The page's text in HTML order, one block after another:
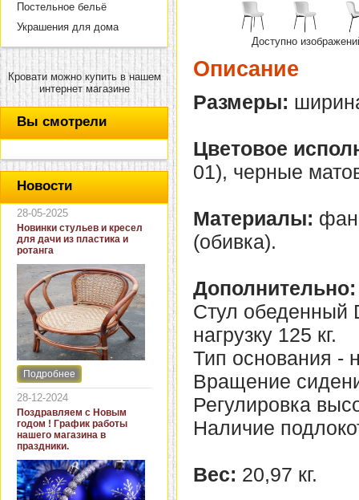
Постельное бельё
Украшения для дома
Кровати можно купить в нашем
интернет магазине
Вы смотрели
Новости
28-05-2025
Новинки стульев и кресел
для дачи из пластика и
ротанга
Интернет-магазин "Кровать
и диван" представляет
новинки стульев и кресел
для дачи. В ассортименте
представлены как
бюджетные модели из
пластика для дачи, так и
кресла для загородных
домов из натурального и
искусственного ротанга.
Подробнее
28-12-2024
Поздравляем с Новым
годом ! График работы
нашего магазина в
праздники.
Доступно
Описание
Размеры:
Цветовое
01), черные
Материалы:
(обивка).
Дополнительно:
Стул обеденный
нагрузку 125 кг.
Тип основания -
Вращение
Регулировка
Наличие
Вес: 20,97 кг.